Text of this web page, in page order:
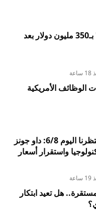
جيف بيزوس يبيع أسهمًا في "أمازون" بـ350 مليون دولار بعد
الوظائف الأمريكية
ملخص الأسواق: ماحدث بالأمس وماينتظرنا اليوم 6/8: داو جونز
واستقرار أسعار
هل تعيد ابتكار